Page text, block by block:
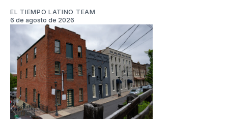
EL TIEMPO LATINO TEAM
6 de agosto de 2026